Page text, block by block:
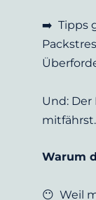
➡️  Tipps
Und: Der
mitfährst.
Warum
😶  Weil